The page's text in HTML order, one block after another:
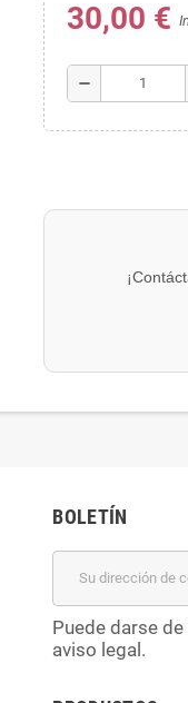
30,00 €
remove
BOLETÍN
Puede darse
aviso legal.